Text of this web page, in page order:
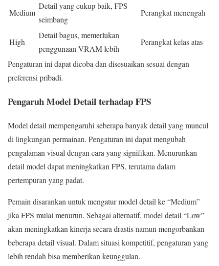
Medium
Detail yang cukup baik, FPS
seimbang
Perangkat menengah
High
Detail bagus, memerlukan
penggunaan VRAM lebih
Perangkat kelas atas
Pengaturan ini dapat dicoba dan disesuaikan sesuai dengan
preferensi pribadi.
Pengaruh Model Detail terhadap FPS
Model detail mempengaruhi seberapa banyak detail yang muncul
di lingkungan permainan. Pengaturan ini dapat mengubah
pengalaman visual dengan cara yang signifikan. Menurunkan
detail model dapat meningkatkan FPS, terutama dalam
pertempuran yang padat.
Pemain disarankan untuk mengatur model detail ke “Medium”
jika FPS mulai menurun. Sebagai alternatif, model detail “Low”
akan meningkatkan kinerja secara drastis namun mengorbankan
beberapa detail visual. Dalam situasi kompetitif, pengaturan yang
lebih rendah bisa memberikan keunggulan.